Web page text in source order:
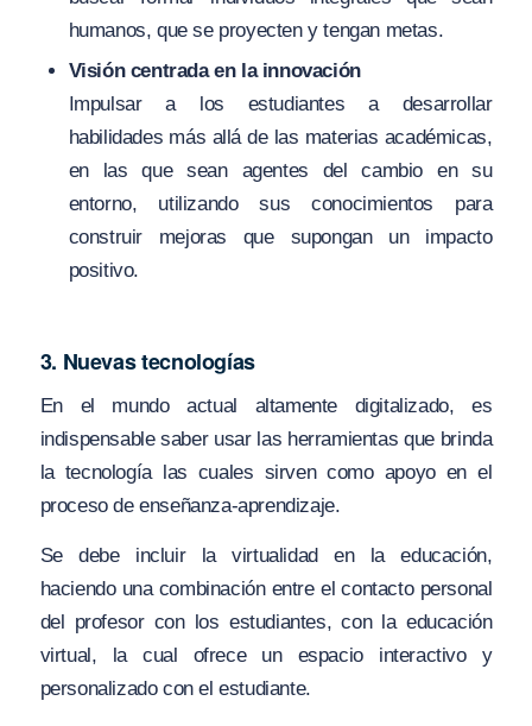
humanos, que se proyecten y tengan metas.
Visión centrada en la innovación
Impulsar a los estudiantes a desarrollar
habilidades más allá de las materias académicas,
en las que sean agentes del cambio en su
entorno, utilizando sus conocimientos para
construir mejoras que supongan un impacto
positivo.
3. Nuevas tecnologías
En el mundo actual altamente digitalizado, es
indispensable saber usar las herramientas que brinda
la tecnología las cuales sirven como apoyo en el
proceso de enseñanza-aprendizaje.
Se debe incluir la virtualidad en la educación,
haciendo una combinación entre el contacto personal
del profesor con los estudiantes, con la educación
virtual, la cual ofrece un espacio interactivo y
personalizado con el estudiante.